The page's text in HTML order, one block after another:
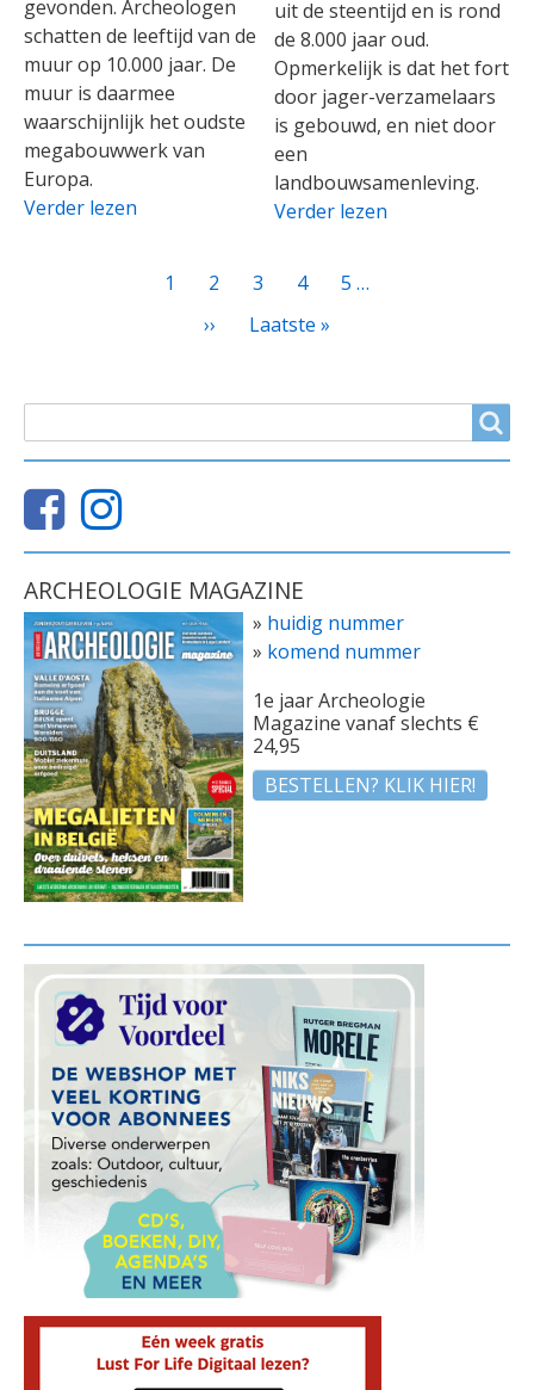
gevonden. Archeologen
schatten de leeftijd van de
muur op 10.000 jaar. De
muur is daarmee
waarschijnlijk het oudste
megabouwwerk van
Europa.
Verder lezen
uit de steentijd en is rond
de 8.000 jaar oud.
Opmerkelijk is dat het fort
door jager-verzamelaars
is gebouwd, en niet door
een
landbouwsamenleving.
Verder lezen
Huidige
1 Page
2 Page
3 Page
4 Page
5 …
Volgende
››
Laatste
Laatste »
ZOEKVELD
ARCHEOLOGIE MAGAZINE
» huidig nummer
» komend nummer
1e jaar Archeologie
Magazine vanaf slechts €
24,95
BESTELLEN? KLIK HIER!